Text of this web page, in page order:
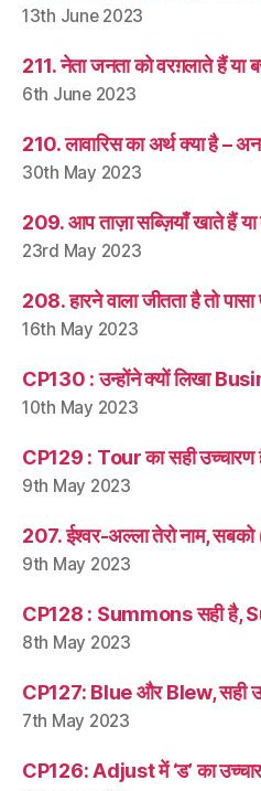
13th June 2023
211. नेता जनता को वरग़लाते हैं या
6th June 2023
210. लावारिस का अर्थ क्या है –
30th May 2023
209. आप ताज़ा सब्ज़ियाँ खाते हैं या
23rd May 2023
208. हारने वाला जीतता है तो
16th May 2023
CP130 : उन्होंने क्यों लिखा
10th May 2023
CP129 : Tour का सही उच्चारण
9th May 2023
207. ईश्वर-अल्ला तेरो नाम, सबको
9th May 2023
CP128 : Summons सही है,
8th May 2023
CP127: Blue और Blew, सही
7th May 2023
CP126: Adjust में ‘ड’ का